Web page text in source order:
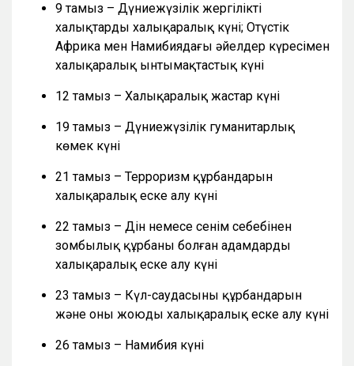
9 тамыз – Дүниежүзілік жергілікті
халықтардың халықаралық күні; Оңтүстік
Африка мен Намибиядағы әйелдер күресімен
халықаралық ынтымақтастық күні
12 тамыз – Халықаралық жастар күні
19 тамыз – Дүниежүзілік гуманитарлық
көмек күні
21 тамыз – Терроризм құрбандарын
халықаралық еске алу күні
22 тамыз – Дін немесе сенім себебінен
зомбылық құрбаны болған адамдарды
халықаралық еске алу күні
23 тамыз – Күл-саудасының құрбандарын
және оны жоюды халықаралық еске алу күні
26 тамыз – Намибия күні